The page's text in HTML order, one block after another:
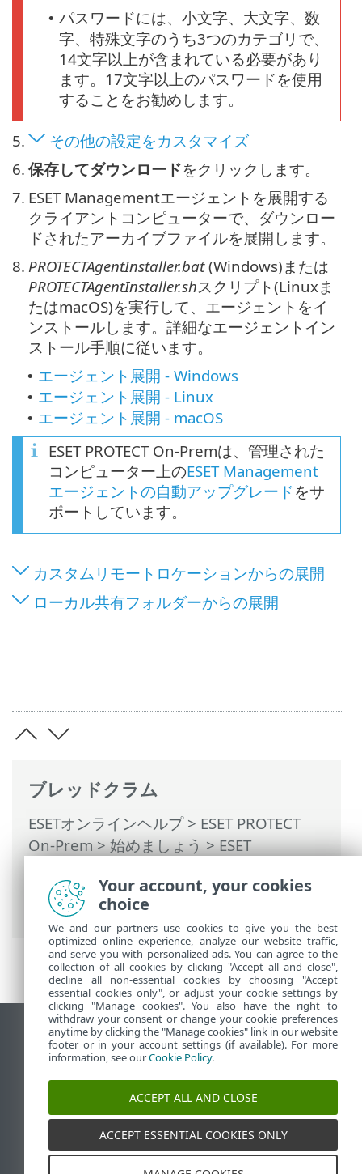
ブレッドクラム
ESETオンラインヘルプ> ESET PROTECT
On-Prem>始めましょう>ESET
展開> エージェントスクリプトインストー
ラーの作成—Windows/Linux/macOS
• パスワードには、小文字、大文字、数
字、特殊文字のうち3つのカテゴリで、
14文字以上が含まれている必要があり
ます。17文字以上のパスワードを使用
することをお勧めします。
5.
その他の設定をカスタマイズ
6. 保存してダウンロードをクリックします。
7. ESET Managementエージェントを展開する
クライアントコンピューターで、ダウンロー
ドされたアーカイブファイルを展開します。
8. PROTECTAgentInstaller.bat(Windows)または
PROTECTAgentInstaller.shスクリプト(Linuxま
たはmacOS)を実行して、エージェントをイ
ンストールします。詳細なエージェントイン
ストール手順に従います。
• エージェント展開 - Windows
• エージェント展開 - Linux
• エージェント展開 - macOS
ESET PROTECT On-Premは、管理された
コンピューター上のESET Management
エージェントの自動アップグレードをサ
ポートしています。
カスタムリモートロケーションからの展開
ローカル共有フォルダーからの展開
デスクトップサイトの表示
End of Life
ESETナレッジベース
ESETフォーラム
ESET Status Portal
地域サポート
Your account, your cookies
choice
We and our partners use cookies to give you the best
optimized online experience, analyze our website traffic,
and serve you with personalized ads. You can agree to the
collection of all cookies by clicking "Accept all and close",
decline all non-essential cookies by choosing "Accept
essential cookies only", or adjust your cookie settings by
clicking "Manage cookies". You also have the right to
withdraw your consent or change your cookie preferences
anytime by clicking the "Manage cookies" link in our website
footer or in your account settings (if available). For more
information, see ourCookie Policy.
ACCEPT ALL AND CLOSE
ACCEPT ESSENTIAL COOKIES ONLY